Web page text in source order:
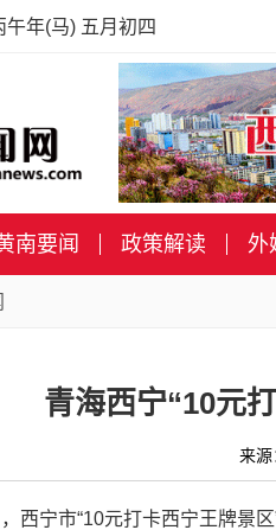
年(马) 五月初四
南要闻 政策解读 外
青海西宁“10元
来
西宁市“10元打卡西宁王牌景